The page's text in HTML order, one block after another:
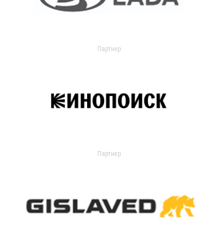
Партнер
Партнер